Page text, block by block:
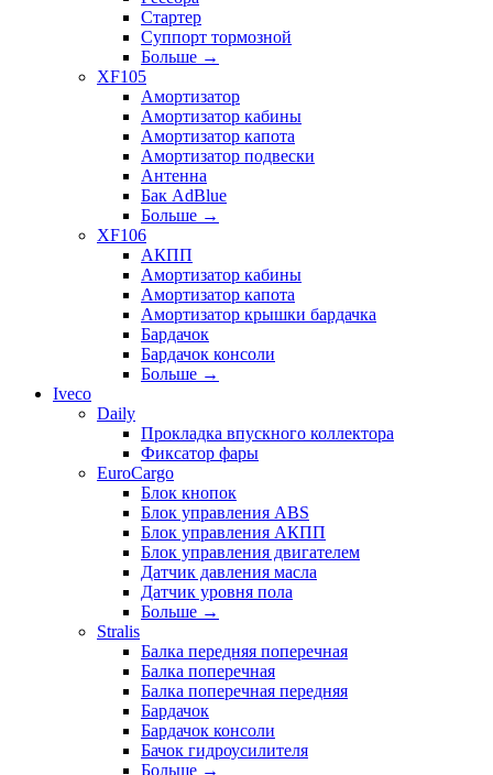
Стартер
Суппорт тормозной
Больше →
XF105
Амортизатор
Амортизатор кабины
Амортизатор капота
Амортизатор подвески
Антенна
Бак AdBlue
Больше →
XF106
АКПП
Амортизатор кабины
Амортизатор капота
Амортизатор крышки бардачка
Бардачок
Бардачок консоли
Больше →
Iveco
Daily
Прокладка впускного коллектора
Фиксатор фары
EuroCargo
Блок кнопок
Блок управления ABS
Блок управления АКПП
Блок управления двигателем
Датчик давления масла
Датчик уровня пола
Больше →
Stralis
Балка передняя поперечная
Балка поперечная
Балка поперечная передняя
Бардачок
Бардачок консоли
Бачок гидроусилителя
Больше →